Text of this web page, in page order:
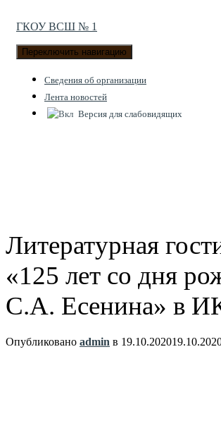
ГКОУ ВСШ № 1
Переключить навигацию
Cведения об организации
Лента новостей
Версия для слабовидящих
Литературная
«125 лет со дня
С.А. Есенина» в
Опубликовано admin в 19.10.2020